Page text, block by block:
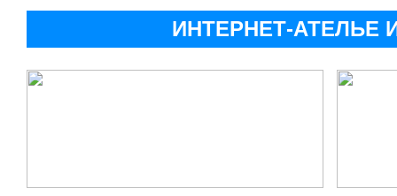
ИНТЕРНЕТ-АТЕЛЬЕ